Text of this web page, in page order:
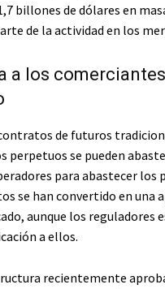
billones de dólares en
de la actividad en los
a los
de futuros
perpetuos se pueden
para abastecer los
se han convertido en una
aunque los reguladores
a ellos.
recientemente